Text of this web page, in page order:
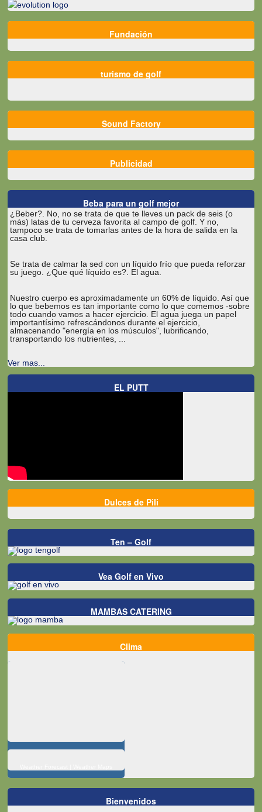
Fundación
turismo de golf
Sound Factory
Publicidad
Beba para un golf mejor
¿Beber?. No, no se trata de que te lleves un pack de seis (o
más) latas de tu cerveza favorita al campo de golf. Y no,
tampoco se trata de tomarlas antes de la hora de salida en la
casa club.
Se trata de calmar la sed con un líquido frío que pueda reforzar
su juego. ¿Que qué líquido es?. El agua.
Nuestro cuerpo es aproximadamente un 60% de líquido. Así que
lo que bebemos es tan importante como lo que comemos -sobre
todo cuando vamos a hacer ejercicio. El agua juega un papel
importantísimo refrescándonos durante el ejercicio,
almacenando "energía en los músculos", lubrificando,
transportando los nutrientes, ...
Ver mas...
EL PUTT
Dulces de Pili
Ten – Golf
Vea Golf en Vivo
MAMBAS CATERING
Clima
Bienvenidos